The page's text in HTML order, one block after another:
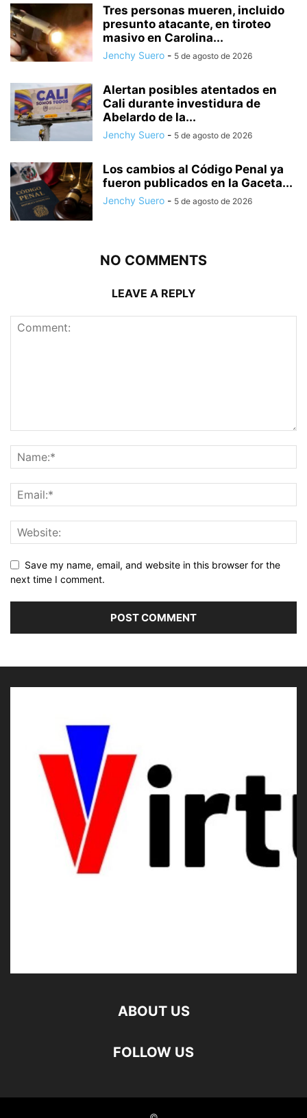
Tres personas mueren, incluido
presunto atacante, en tiroteo
masivo en Carolina...
Jenchy Suero - 5 de agosto de 2026
Alertan posibles atentados en
Cali durante investidura de
Abelardo de la...
Jenchy Suero - 5 de agosto de 2026
Los cambios al Código Penal ya
fueron publicados en la Gaceta...
Jenchy Suero - 5 de agosto de 2026
NO COMMENTS
LEAVE A REPLY
Save my name, email, and website in this browser for the
next time I comment.
ABOUT US
FOLLOW US